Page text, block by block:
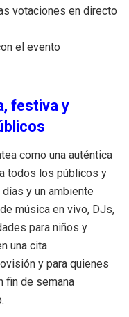
votaciones en directo
el evento
festiva y
como una auténtica
todos los públicos y
y un ambiente
música en vivo, DJs,
para niños y
una cita
y para quienes
fin de semana